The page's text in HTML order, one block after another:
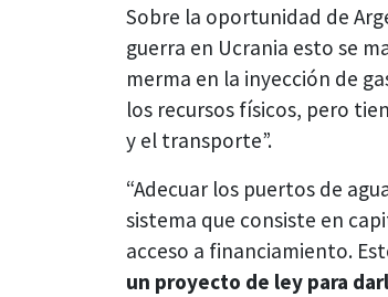
Sobre la oportunidad de
guerra en Ucrania esto se
merma en la inyección de
los recursos físicos, pero
y el transporte”.
“Adecuar los puertos de
sistema que consiste en
acceso a financiamiento.
un proyecto de ley para